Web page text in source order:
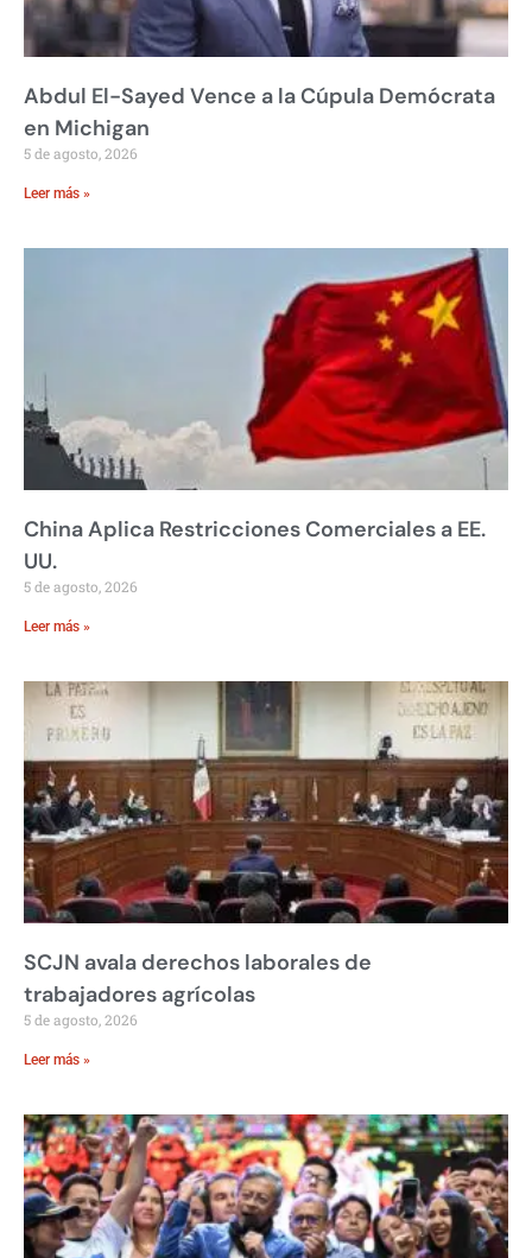
Abdul El-Sayed Vence a la Cúpula Demócrata
en Michigan
5 de agosto, 2026
Leer más »
China Aplica Restricciones Comerciales a EE.
UU.
5 de agosto, 2026
Leer más »
SCJN avala derechos laborales de
trabajadores agrícolas
5 de agosto, 2026
Leer más »